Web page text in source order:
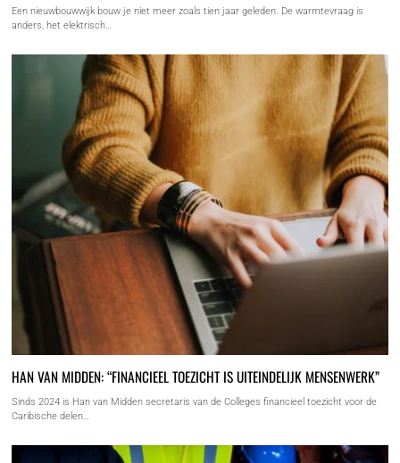
Een nieuwbouwwijk bouw je niet meer zoals tien jaar geleden. De warmtevraag is
anders, het elektrisch…
HAN VAN MIDDEN: “FINANCIEEL TOEZICHT IS UITEINDELIJK MENSENWERK”
Sinds 2024 is Han van Midden secretaris van de Colleges financieel toezicht voor de
Caribische delen…